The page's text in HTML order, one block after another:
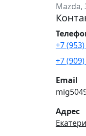
Mazda,
+7
+7
Email
Адрес